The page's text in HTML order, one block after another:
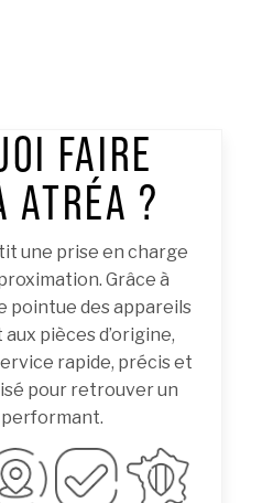
FAIRE
ATRÉA ?
une prise en charge
Grâce à
pointue des appareils
pièces d’origine,
rapide, précis et
pour retrouver un